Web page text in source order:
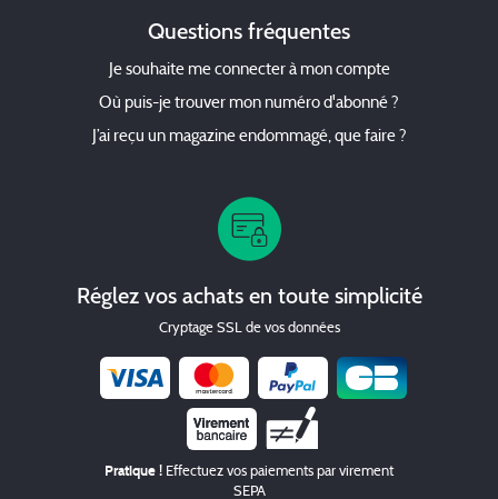
Questions fréquentes
Je souhaite me connecter à mon compte
Où puis-je trouver mon numéro d'abonné ?
J’ai reçu un magazine endommagé, que faire ?
Réglez vos achats en toute simplicité
Cryptage SSL de vos données
Chèque
Pratique ! Effectuez vos paiements par virement
SEPA